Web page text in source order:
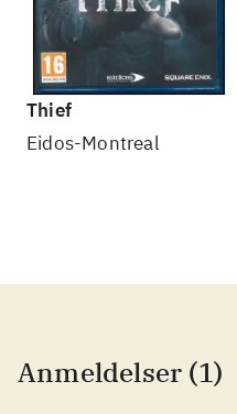
Thief
Eidos-Montreal
Anmeldelser (1)